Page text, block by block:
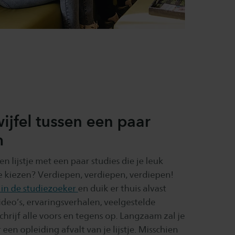
tussen een paar
lijstje met een paar studies die je leuk
kiezen? Verdiepen, verdiepen, verdiepen!
de studiezoeker en duik er thuis alvast
ervaringsverhalen, veelgestelde
alle voors en tegens op. Langzaam zal je
opleiding afvalt van je lijstje. Misschien